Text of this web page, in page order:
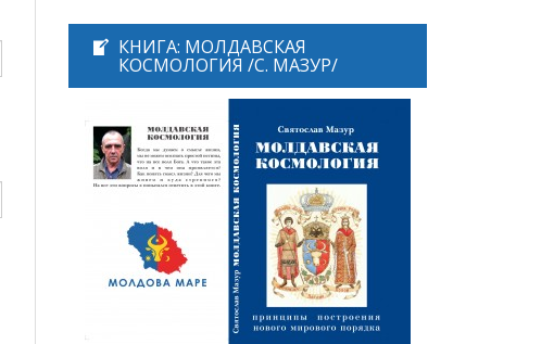
КНИГА: МОЛДАВСКАЯ
КОСМОЛОГИЯ /С. МАЗУР/